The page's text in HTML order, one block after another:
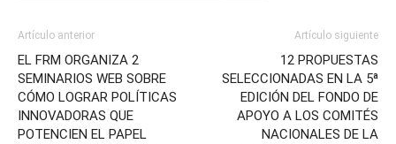
Artículo anterior
EL FRM ORGANIZA 2
SEMINARIOS WEB SOBRE
CÓMO LOGRAR POLÍTICAS
INNOVADORAS QUE
POTENCIEN EL PAPEL
Artículo siguiente
12 PROPUESTAS
SELECCIONADAS EN LA 5ª
EDICIÓN DEL FONDO DE
APOYO A LOS COMITÉS
NACIONALES DE LA